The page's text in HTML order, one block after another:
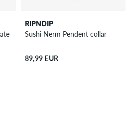
RIPNDIP
Sushi Nerm Pendent collar
89,99 EUR